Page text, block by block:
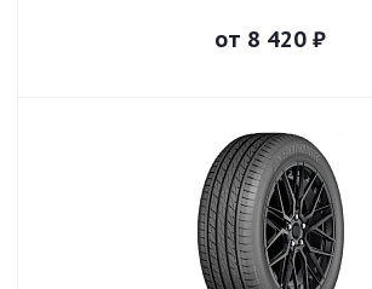
от 8 420 ₽